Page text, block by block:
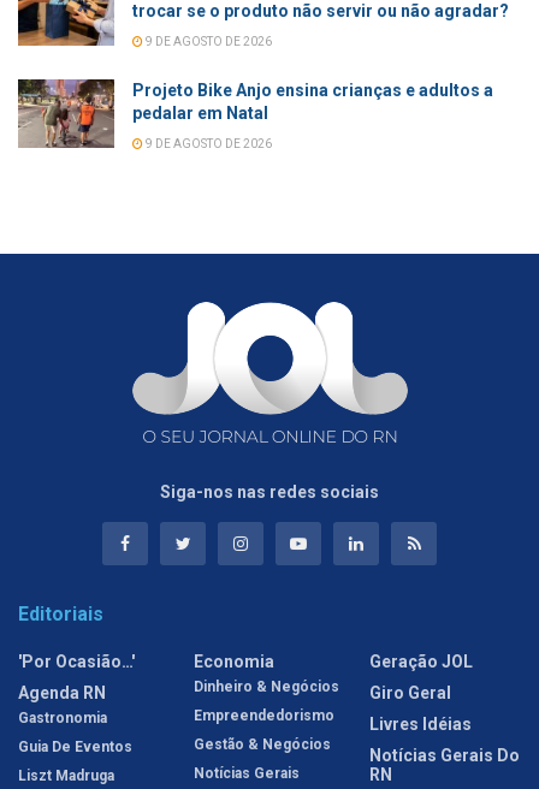
trocar se o produto não servir ou não agradar?
9 DE AGOSTO DE 2026
Projeto Bike Anjo ensina crianças e adultos a
pedalar em Natal
9 DE AGOSTO DE 2026
Siga-nos nas redes sociais
Editoriais
'Por Ocasião…'
Agenda RN
Gastronomia
Guia De Eventos
Liszt Madruga
Economia
Dinheiro & Negócios
Empreendedorismo
Gestão & Negócios
Notícias Gerais
Geração JOL
Giro Geral
Livres Idéias
Notícias Gerais Do
RN